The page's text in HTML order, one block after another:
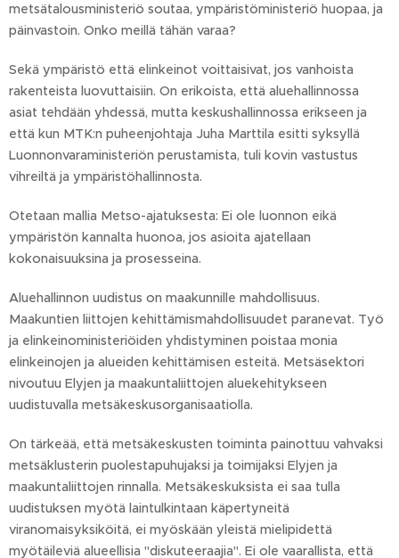
metsätalousministeriö soutaa, ympäristöministeriö huopaa, ja
päinvastoin. Onko meillä tähän varaa?
Sekä ympäristö että elinkeinot voittaisivat, jos vanhoista
rakenteista luovuttaisiin. On erikoista, että aluehallinnossa
asiat tehdään yhdessä, mutta keskushallinnossa erikseen ja
että kun MTK:n puheenjohtaja Juha Marttila esitti syksyllä
Luonnonvaraministeriön perustamista, tuli kovin vastustus
vihreiltä ja ympäristöhallinnosta.
Otetaan mallia Metso-ajatuksesta: Ei ole luonnon eikä
ympäristön kannalta huonoa, jos asioita ajatellaan
kokonaisuuksina ja prosesseina.
Aluehallinnon uudistus on maakunnille mahdollisuus.
Maakuntien liittojen kehittämismahdollisuudet paranevat. Työ
ja elinkeinoministeriöiden yhdistyminen poistaa monia
elinkeinojen ja alueiden kehittämisen esteitä. Metsäsektori
nivoutuu Elyjen ja maakuntaliittojen aluekehitykseen
uudistuvalla metsäkeskusorganisaatiolla.
On tärkeää, että metsäkeskusten toiminta painottuu vahvaksi
metsäklusterin puolestapuhujaksi ja toimijaksi Elyjen ja
maakuntaliittojen rinnalla. Metsäkeskuksista ei saa tulla
uudistuksen myötä laintulkintaan käpertyneitä
viranomaisyksiköitä, ei myöskään yleistä mielipidettä
myötäileviä alueellisia "diskuteeraajia". Ei ole vaarallista, että